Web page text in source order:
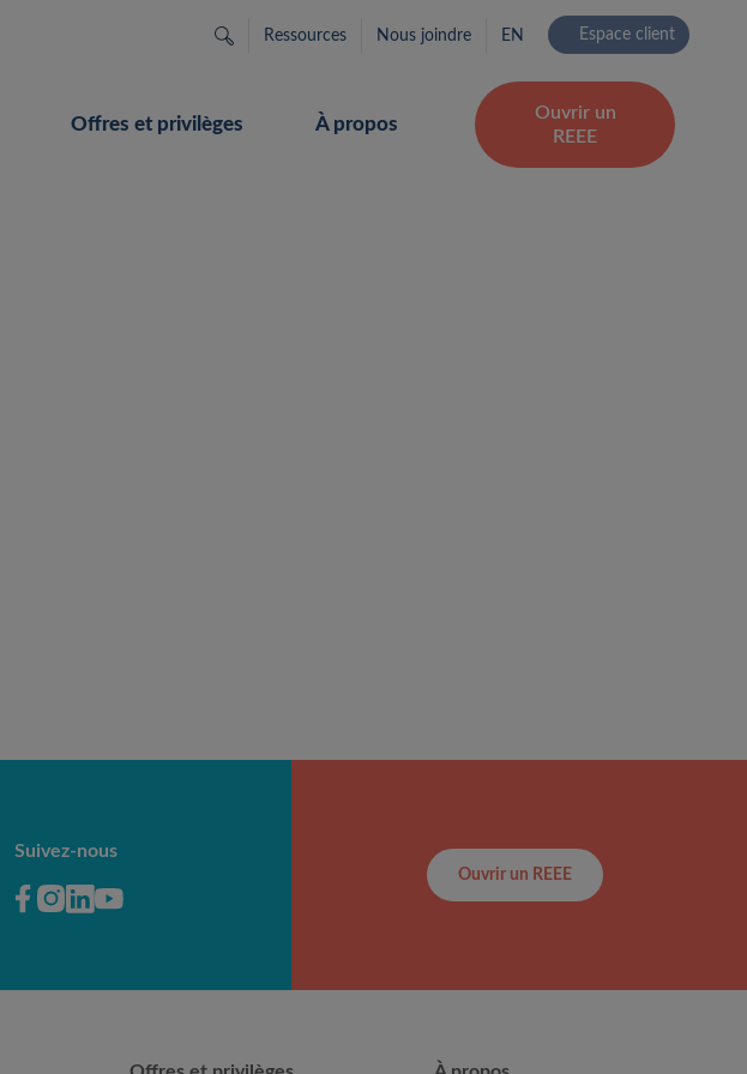
Rechercher…
Ressources Nous joindre EN Espace client
Offres et privilèges À propos
Ouvrir un
REEE
Suivez-nous
Ouvrir un REEE